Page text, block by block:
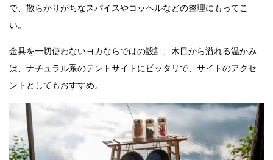
で、散らかりがちなスパイスやコッヘルなどの整理にもってこ
い。
金具を一切使わないヨカならではの設計、木目から溢れる温かみ
は、ナチュラル系のテントサイトにピッタリで、サイトのアクセ
ントとしてもおすすめ。